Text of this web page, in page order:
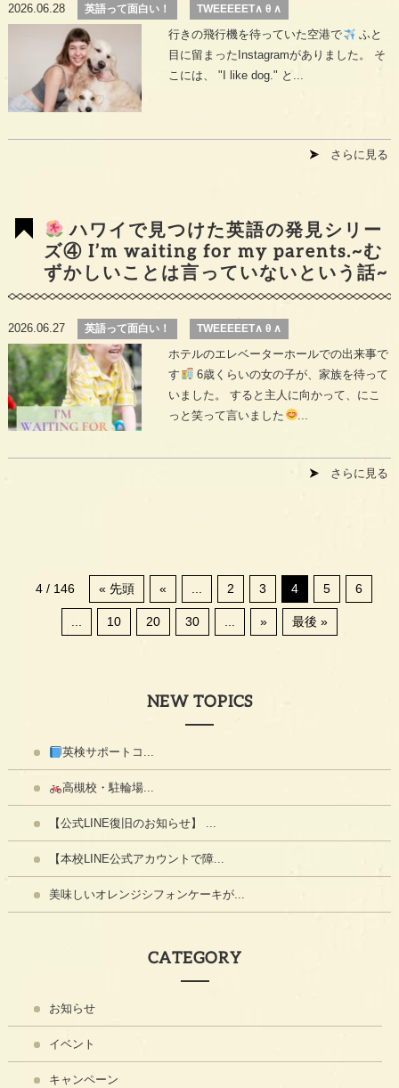
2026.06.28 英語って面白い！ TWEEEEET∧ θ ∧
行きの飛行機を待っていた空港で
ふと
目に留まったInstagramがありました。 そ
こには、 "I like dog." と...
さらに見る
ハワイで見つけた英語の発見シリー
ズ④ I’m waiting for my parents.~む
ずかしいことは言っていないという話~
2026.06.27 英語って面白い！ TWEEEEET∧ θ ∧
ホテルのエレベーターホールでの出来事で
す
6歳くらいの女の子が、家族を待って
いました。 すると主人に向かって、にこ
っと笑って言いました
さらに見る
4 / 146 « 先頭 « ... 2 3 4 5 6
... 10 20 30 ... » 最後 »
NEW TOPICS
英検サポートコ...
高槻校・駐輪場...
【公式LINE復旧のお知らせ】 ...
【本校LINE公式アカウントで障...
美味しいオレンジシフォンケーキが...
CATEGORY
お知らせ
イベント
キャンペーン